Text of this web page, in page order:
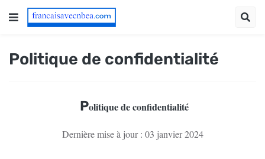
Politique de confidentialité
Politique de confidentialité
Dernière mise à jour : 03 janvier 2024